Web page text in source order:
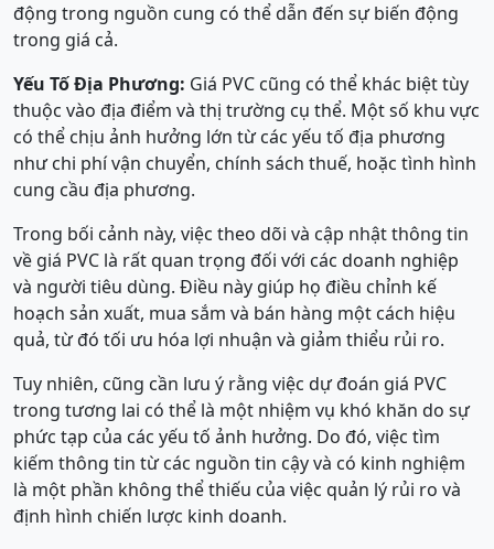
động trong nguồn cung có thể dẫn đến sự biến động
trong giá cả.
Yếu Tố Địa Phương: Giá PVC cũng có thể khác biệt tùy
thuộc vào địa điểm và thị trường cụ thể. Một số khu vực
có thể chịu ảnh hưởng lớn từ các yếu tố địa phương
như chi phí vận chuyển, chính sách thuế, hoặc tình hình
cung cầu địa phương.
Trong bối cảnh này, việc theo dõi và cập nhật thông tin
về giá PVC là rất quan trọng đối với các doanh nghiệp
và người tiêu dùng. Điều này giúp họ điều chỉnh kế
hoạch sản xuất, mua sắm và bán hàng một cách hiệu
quả, từ đó tối ưu hóa lợi nhuận và giảm thiểu rủi ro.
Tuy nhiên, cũng cần lưu ý rằng việc dự đoán giá PVC
trong tương lai có thể là một nhiệm vụ khó khăn do sự
phức tạp của các yếu tố ảnh hưởng. Do đó, việc tìm
kiếm thông tin từ các nguồn tin cậy và có kinh nghiệm
là một phần không thể thiếu của việc quản lý rủi ro và
định hình chiến lược kinh doanh.